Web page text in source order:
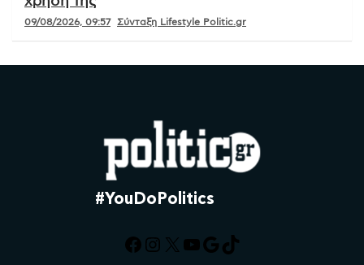
09/08/2026, 09:57 Σύνταξη Lifestyle Politic.gr
#YouDoPolitics
Facebook
Instagram
X YouTube
Google
TikTok